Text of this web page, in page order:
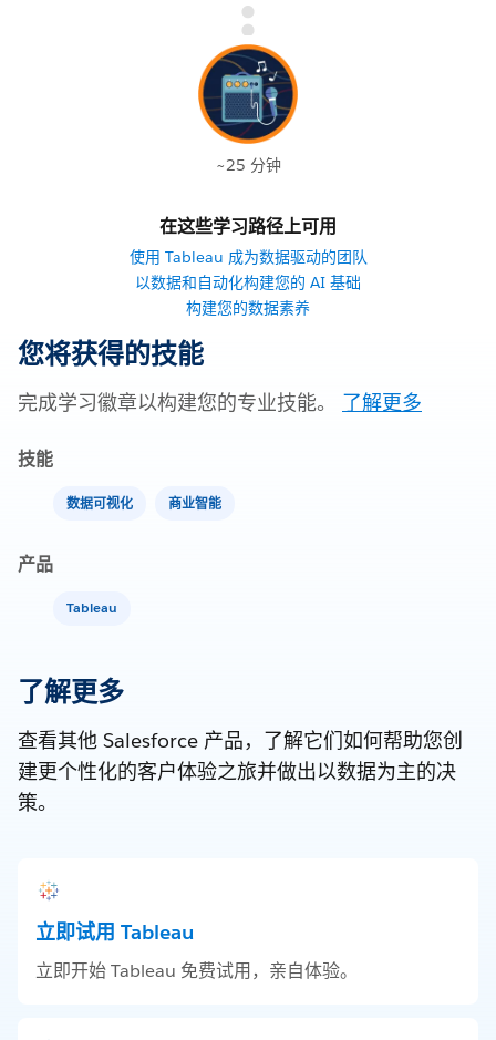
~25 分钟
在这些学习路径上可用
使用 Tableau 成为数据驱动的团队
以数据和自动化构建您的 AI 基础
构建您的数据素养
您将获得的技能
完成学习徽章以构建您的专业技能。 了解更多
技能
数据可视化 商业智能
产品
Tableau
了解更多
查看其他 Salesforce 产品，了解它们如何帮助您创
建更个性化的客户体验之旅并做出以数据为主的决
策。
立即试用 Tableau
立即开始 Tableau 免费试用，亲自体验。